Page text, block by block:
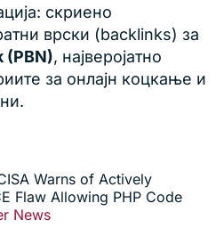
скриено
врски (backlinks) за
(PBN), најверојатно
за онлајн коцкање и
Warns of Actively
Flaw Allowing PHP Code
News